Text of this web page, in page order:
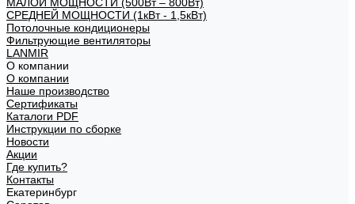
СРЕДНЕЙ МОЩНОСТИ (1кВт - 1,5кВт)
Потолочные кондиционеры
Фильтрующие вентиляторы
LANMIR
О компании
О компании
Наше производство
Сертификаты
Каталоги PDF
Инструкции по сборке
Новости
Акции
Где купить?
Контакты
Екатеринбург